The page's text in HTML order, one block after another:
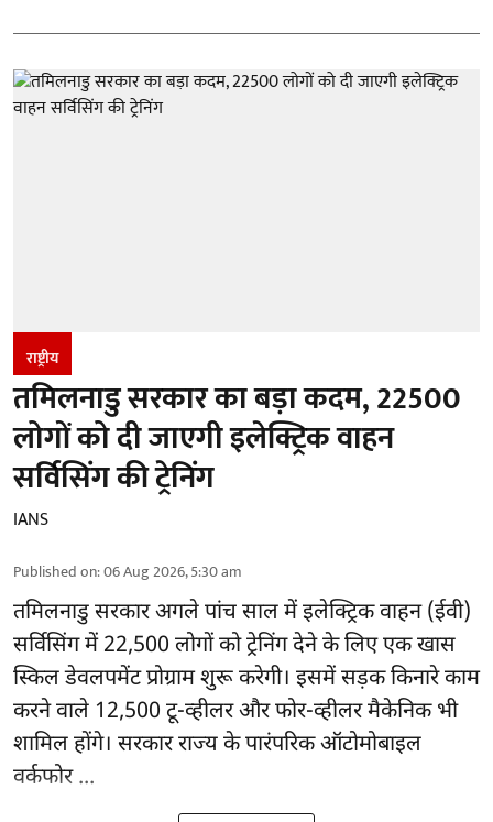
राष्ट्रीय
तमिलनाडु सरकार का बड़ा कदम, 22500
लोगों को दी जाएगी इलेक्ट्रिक वाहन
सर्विसिंग की ट्रेनिंग
IANS
Published on:06 Aug 2026, 5:30 am
तमिलनाडु सरकारअगले पांच साल में इलेक्ट्रिक वाहन (ईवी)
सर्विसिंग में 22,500 लोगों को ट्रेनिंग देने के लिए एक खास
स्किल डेवलपमेंट प्रोग्राम शुरू करेगी। इसमें सड़क किनारे काम
करने वाले 12,500 टू-व्हीलर और फोर-व्हीलर मैकेनिक भी
शामिल होंगे। सरकार राज्य के पारंपरिक ऑटोमोबाइल
वर्कफोर ...